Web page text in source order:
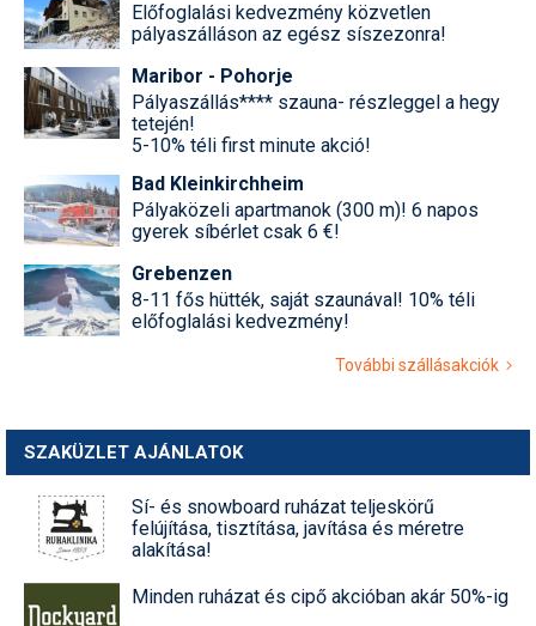
Előfoglalási kedvezmény közvetlen
pályaszálláson az egész síszezonra!
Maribor - Pohorje
Pályaszállás**** szauna- részleggel a hegy
tetején!
5-10% téli first minute akció!
Bad Kleinkirchheim
Pályaközeli apartmanok (300 m)! 6 napos
gyerek síbérlet csak 6 €!
Grebenzen
8-11 fős hütték, saját szaunával! 10% téli
előfoglalási kedvezmény!
További szállásakciók
SZAKÜZLET AJÁNLATOK
Sí- és snowboard ruházat teljeskörű
felújítása, tisztítása, javítása és méretre
alakítása!
Minden ruházat és cipő akcióban akár 50%-ig